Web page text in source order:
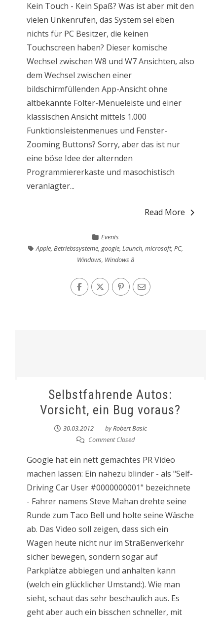
Kein Touch - Kein Spaß? Was ist aber mit den
vielen Unkenrufen, das System sei eben
nichts für PC Besitzer, die keinen
Touchscreen haben? Dieser komische
Wechsel zwischen W8 und W7 Ansichten, also
dem Wechsel zwischen einer
bildschirmfüllenden App-Ansicht ohne
altbekannte Folter-Menueleiste und einer
klassischen Ansicht mittels 1.000
Funktionsleistenmenues und Fenster-
Zooming Buttons? Sorry, aber das ist nur
eine böse Idee der alternden
Programmiererkaste und masochistisch
veranlagter...
Read More
Events
Apple, Betriebssysteme, google, Launch, microsoft, PC,
Windows, Windows 8
Selbstfahrende Autos:
Vorsicht, ein Bug voraus?
30.03.2012 byRobert Basic
Comment Closed
Google hat ein nett gemachtes PR Video
machen lassen: Ein nahezu blinder - als "Self-
Driving Car User #0000000001" bezeichnete
- Fahrer namens Steve Mahan drehte seine
Runde zum Taco Bell und holte seine Wäsche
ab. Das Video soll zeigen, dass sich ein
Wagen heute nicht nur im Straßenverkehr
sicher bewegen, sondern sogar auf
Parkplätze abbiegen und anhalten kann
(welch ein glücklicher Umstand:). Wie man
sieht, schaut das sehr beschaulich aus. Es
geht aber auch ein bisschen schneller, mit